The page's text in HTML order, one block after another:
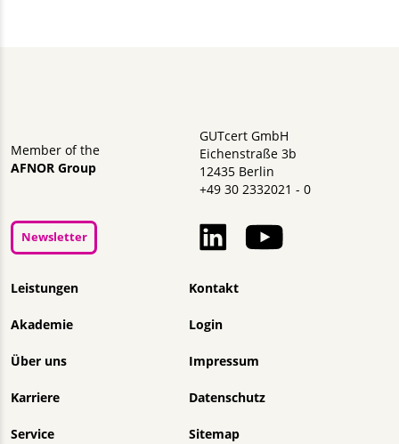
Member of the
AFNOR Group
GUTcert GmbH
Eichenstraße 3b
12435 Berlin
+49 30 2332021 - 0
Navigation überspringen
Leistungen
Akademie
Über uns
Karriere
Service
Kontakt
Login
Impressum
Datenschutz
Sitemap
Newsletter